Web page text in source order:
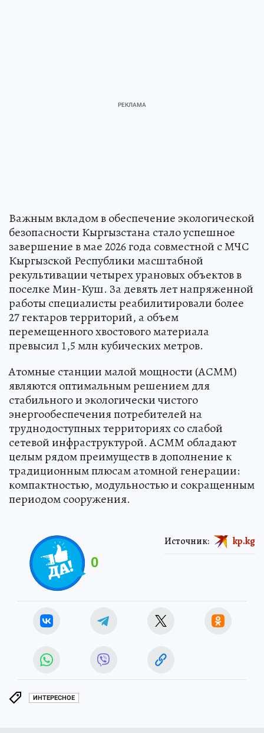
Важным вкладом в обеспечение экологической
безопасности Кыргызстана стало успешное
завершение в мае 2026 года совместной с МЧС
Кыргызской Республики масштабной
рекультивации четырех урановых объектов в
поселке Мин-Куш. За девять лет напряженной
работы специалисты реабилитировали более
27 гектаров территорий, а объем
перемещенного хвостового материала
превысил 1,5 млн кубических метров.
Атомные станции малой мощности (АСММ)
являются оптимальным решением для
стабильного и экологически чистого
энергообеспечения потребителей на
труднодоступных территориях со слабой
сетевой инфраструктурой. АСММ обладают
целым рядом преимуществ в дополнение к
традиционным плюсам атомной генерации:
компактностью, модульностью и сокращенным
периодом сооружения.
0
Источник: kp.kg
ИНТЕРЕСНОЕ